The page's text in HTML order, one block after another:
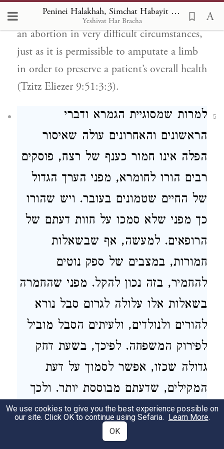
Peninei Halakhah, Simchat Habayit U'Virkhato 9:3
Yeshivat Har Bracha
prohibitions – it is permissible to perform
an abortion in very difficult circumstances,
just as it is permissible to amputate a limb
in order to preserve a patient’s overall health
(Tzitz Eliezer 9:51:3:3).
5
למרות שמסוגיית הגמרא ודברי
הראשונים והאחרונים עולה שאיסור
הפלה אינו חמור כענף של רצח, פוסקים
רבים הורו לחומרא, מפני הערך הגדול
של החיים שטמונים בעובר. ויש שהורו
כך מפני שלא סמכו על חוות דעתם של
הרופאים. למעשה, אף שבשאלות
חמורות, במצבים של ספק נוטים
להחמיר, בזה נכון להקל. מפני שהחמרה
בשאלות אלו עלולה לגרום סבל נורא
להורים ולנולדים, ולעיתים הסבל מוביל
לפירוק המשפחה. לפיכך, בשעת דחק
גדולה שכזו, אפשר לסמוך על דעת
המקילים, שדעתם מבוססת יותר. ולכך
נטו רבותי ראשי ישיבת 'מרכז הרב'.
אלא שכל שאלה שכזו צריכה להישקל
We use cookies to give you the best experience possible on
our site. Click OK to continue using Sefaria. Learn More.
OK